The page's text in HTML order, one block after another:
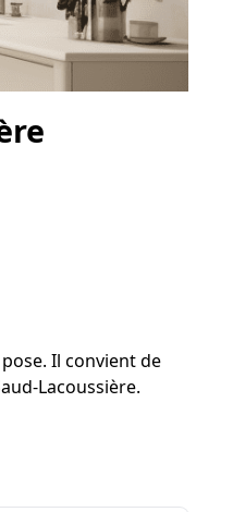
Il convient de
Lacoussière.